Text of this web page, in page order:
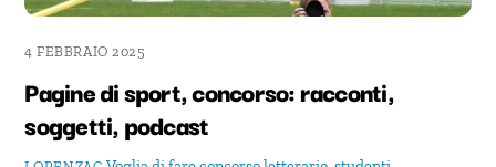
4 FEBBRAIO 2025
Pagine di sport, concorso: racconti,
soggetti, podcast